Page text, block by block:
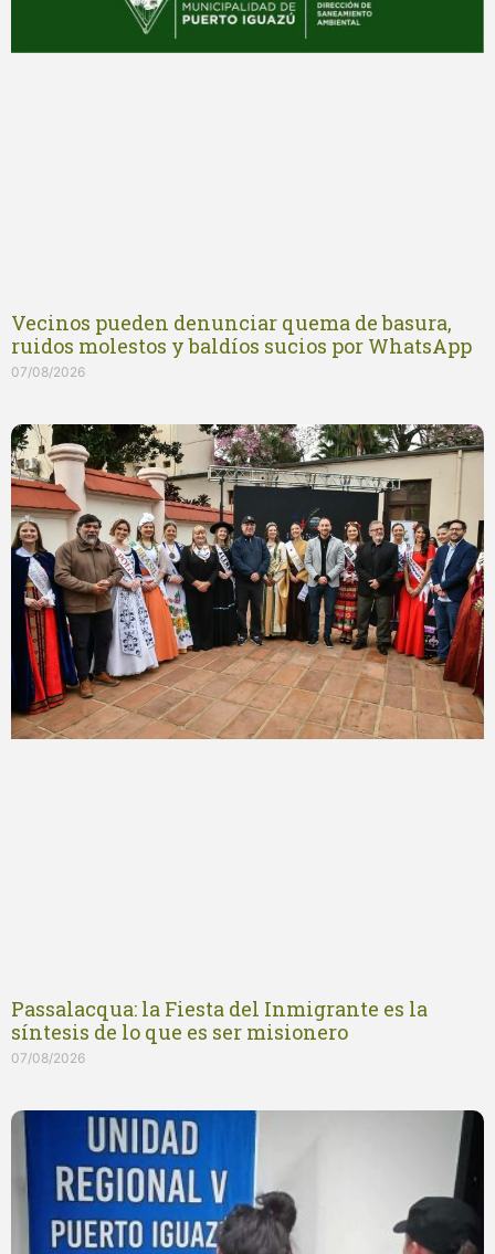
Vecinos pueden denunciar quema de basura,
ruidos molestos y baldíos sucios por WhatsApp
07/08/2026
Passalacqua: la Fiesta del Inmigrante es la
síntesis de lo que es ser misionero
07/08/2026